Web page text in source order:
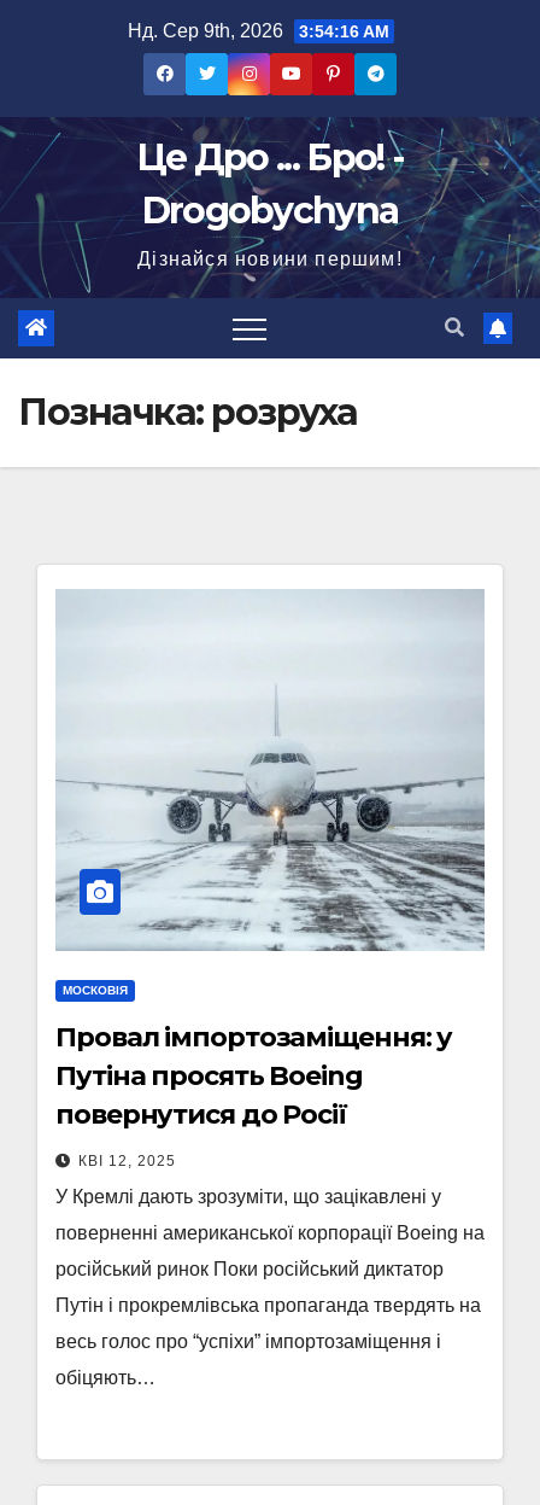
Нд. Сер 9th, 2026 3:54:16 AM
Це Дро ... Бро! -
Drogobychyna
Дізнайся новини першим!
Позначка: розруха
МОСКОВІЯ
Провал імпортозаміщення: у
Путіна просять Boeing
повернутися до Росії
КВІ 12, 2025
У Кремлі дають зрозуміти, що зацікавлені у
поверненні американської корпорації Boeing на
російський ринок Поки російський диктатор
Путін і прокремлівська пропаганда твердять на
весь голос про “успіхи” імпортозаміщення і
обіцяють…